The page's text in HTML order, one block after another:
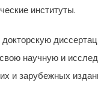
институты.
научную и
и зарубежных